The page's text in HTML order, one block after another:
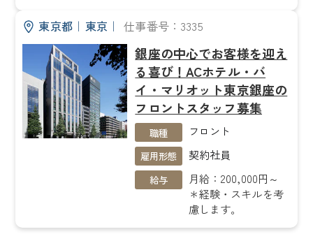
東京都｜ 東京 ｜ 仕事番号：3335
銀座の中心でお客様を迎え
る喜び！ACホテル・バ
イ・マリオット東京銀座の
フロントスタッフ募集
職種 フロント
雇用形態 契約社員
給与
月給：200,000円～
＊経験・スキルを考
慮します。